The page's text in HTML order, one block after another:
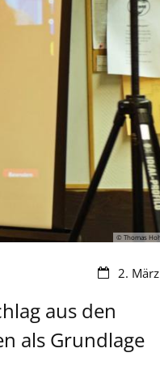
© Thomas
Datum:
2.
aus den
als Grundlage